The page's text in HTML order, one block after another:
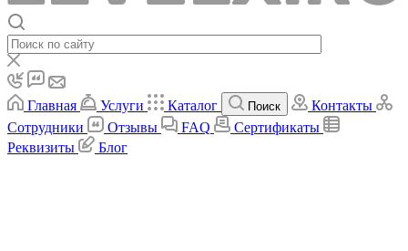
Главная Услуги Каталог Поиск
Контакты
Сотрудники
Отзывы FAQ
Сертификаты
Реквизиты
Блог